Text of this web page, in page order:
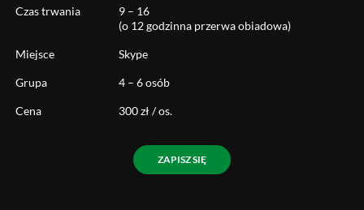
Czas trwania
9 – 16
(o 12 godzinna przerwa obiadowa)
Miejsce Skype
Grupa 4 – 6 osób
Cena 300 zł / os.
ZAPISZ SIĘ